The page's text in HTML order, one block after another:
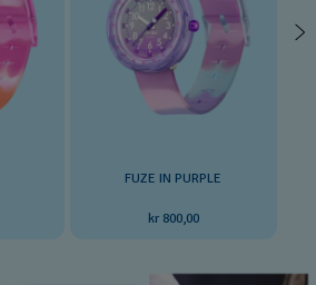
FUZE IN PURPLE
kr 800,00